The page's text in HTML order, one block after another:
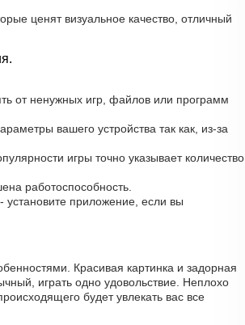
ценят визуальное качество, отличный
от ненужных игр, файлов или программ
вашего устройства так как, из-за
игры точно указывает количество
работоспособность.
установите приложение, если вы
Красивая картинка и задорная
играть одно удовольствие. Неплохо
будет увлекать вас все